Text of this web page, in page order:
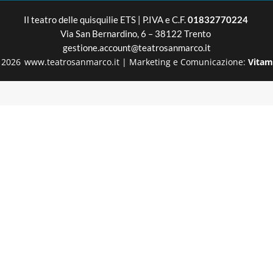
Il teatro delle quisquilieETS | P.IVA e C.F.01832770224
Via San Bernardino, 6 – 38122 Trento
gestione.account@teatrosanmarco.it
2026 www.teatrosanmarco.it | Marketing e Comunicazione: